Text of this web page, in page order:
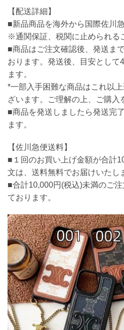
【配送詳細】
■新品商品を海外から国際佐川
※通関保証、税関に止められる
■商品はご注文確認後、発送ま
おります。発送後、目安として
ます。
*一部入手困難な商品はこれ以
ざいます。ご理解の上、ご購入
■商品を発送しましたら発送完
ます。
【佐川急便送料】
■１回のお買い上げ金額が合計
文は、送料無料でお届けいたし
■合計10,000円(税込)未満のご
ております。